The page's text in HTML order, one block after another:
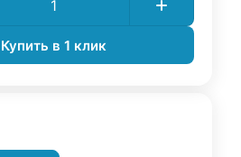
Купить в 1 клик